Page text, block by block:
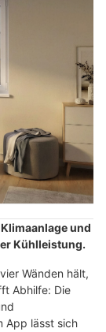
und
Kühlleistung.
Wänden hält,
Abhilfe: Die
App lässt sich